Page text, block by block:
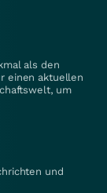
als den
einen aktuellen
um
und